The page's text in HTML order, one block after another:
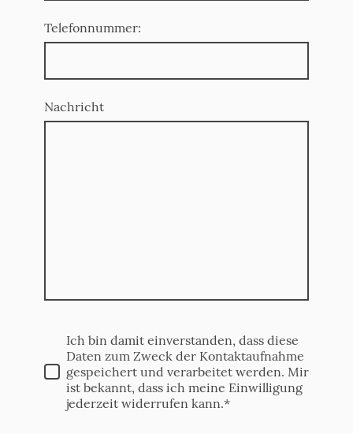
Telefonnummer:
Nachricht
Ich bin damit einverstanden, dass diese
Daten zum Zweck der Kontaktaufnahme
gespeichert und verarbeitet werden. Mir
ist bekannt, dass ich meine Einwilligung
jederzeit widerrufen kann.*